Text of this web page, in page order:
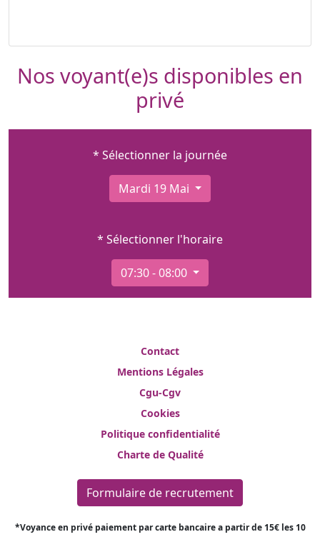
Nos voyant(e)s disponibles en
privé
* Sélectionner la journée
Mardi 19 Mai
* Sélectionner l'horaire
07:30 - 08:00
Contact
Mentions Légales
Cgu-Cgv
Cookies
Politique confidentialité
Charte de Qualité
Formulaire de recrutement
*Voyance en privé paiement par carte bancaire a partir de 15€ les 10